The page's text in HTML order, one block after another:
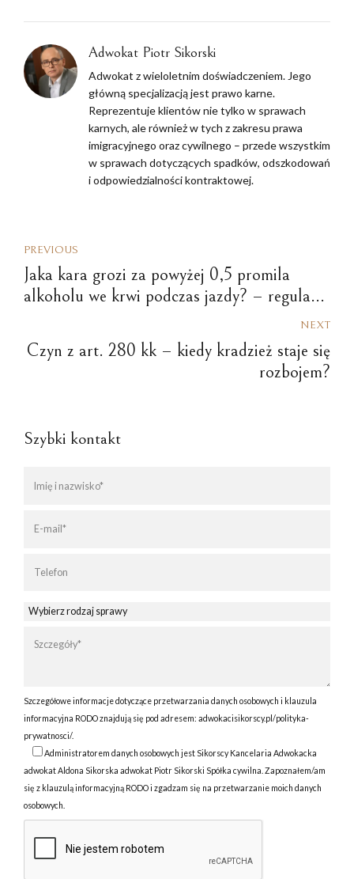
Adwokat Piotr Sikorski
Adwokat z wieloletnim doświadczeniem. Jego
główną specjalizacją jest prawo karne.
Reprezentuje klientów nie tylko w sprawach
karnych, ale również w tych z zakresu prawa
imigracyjnego oraz cywilnego – przede wszystkim
w sprawach dotyczących spadków, odszkodowań
i odpowiedzialności kontraktowej.
PREVIOUS
Jaka kara grozi za powyżej 0,5 promila
alkoholu we krwi podczas jazdy? – regulacje
NEXT
Czyn z art. 280 kk – kiedy kradzież staje się
rozbojem?
Szybki kontakt
Szczegółowe informacje dotyczące przetwarzania danych osobowych i klauzula
informacyjna RODO znajdują się pod adresem: adwokacisikorscy.pl/polityka-
prywatnosci/.
Administratorem danych osobowych jest Sikorscy Kancelaria Adwokacka
adwokat Aldona Sikorska adwokat Piotr Sikorski Spółka cywilna. Zapoznałem/am
się z klauzulą informacyjną RODO i zgadzam się na przetwarzanie moich danych
osobowych.